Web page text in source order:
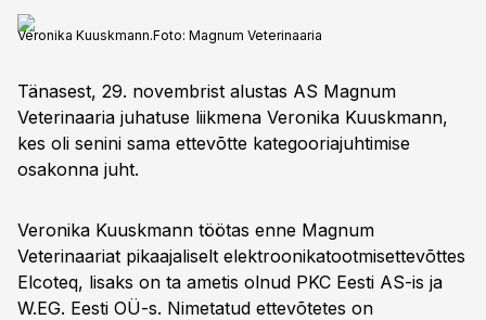
Veronika Kuuskmann.Foto: Magnum Veterinaaria
Tänasest, 29. novembrist alustas AS Magnum
Veterinaaria juhatuse liikmena Veronika Kuuskmann,
kes oli senini sama ettevõtte kategooriajuhtimise
osakonna juht.
Veronika Kuuskmann töötas enne Magnum
Veterinaariat pikaajaliselt elektroonikatootmisettevõttes
Elcoteq, lisaks on ta ametis olnud PKC Eesti AS-is ja
W.EG. Eesti OÜ-s. Nimetatud ettevõtetes on